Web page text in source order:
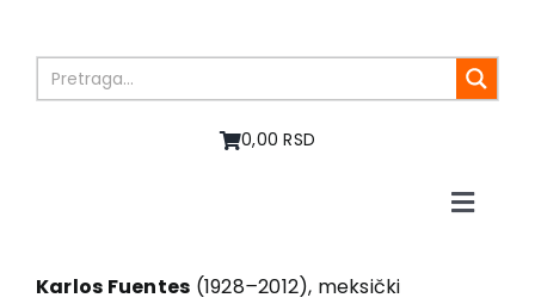
content
0,00 RSD
Toggle
About us
Karlos Fuentes (1928–2012), meksički